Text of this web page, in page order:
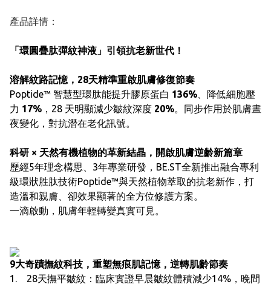
產品詳情：
「環圓疊肽彈紋神液」引領抗老新世代！
溶解紋路記憶，28天精準重啟肌膚修復節奏
Poptide™ 智慧型環肽能提升膠原蛋白 136% 、降低細胞壓
力 17% ，28 天明顯減少皺紋深度 20%。同步作用於肌膚晝
夜變化，對抗潛在老化訊號。
科研 × 天然有機植物的革新結晶，開啟肌膚逆齡新篇章
歷經5年理念構思、3年專業研發，BE.ST全新推出融合專利
級環狀胜肽技術Poptide™與天然植物萃取的抗老新作，打
造溫和親膚、卻效果顯著的全方位修護方案。
一滴啟動，肌膚年輕轉變真實可見。
9大奇蹟撫紋科技，重塑無痕肌記憶，逆轉肌齡節奏
1. 28天撫平皺紋：臨床實證早晨皺紋體積減少14%，晚間